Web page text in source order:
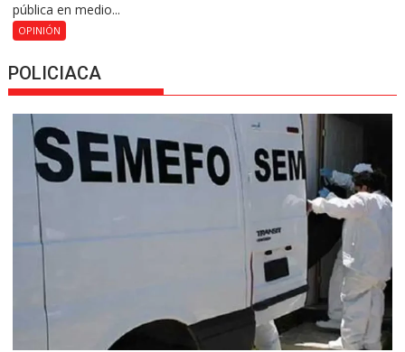
pública en medio...
OPINIÓN
POLICIACA